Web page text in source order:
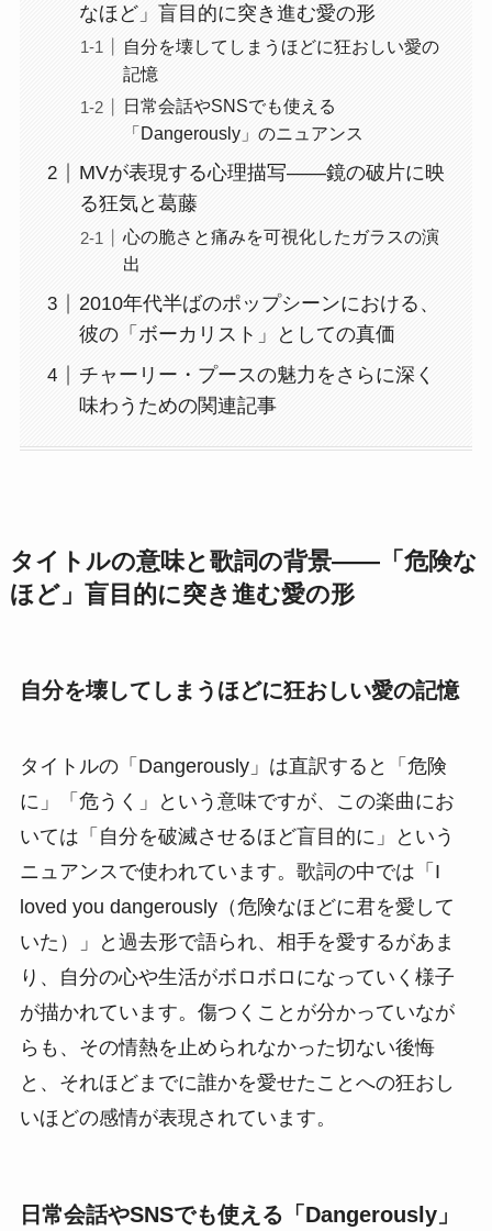
なほど」盲目的に突き進む愛の形
自分を壊してしまうほどに狂おしい愛の
記憶
日常会話やSNSでも使える
「Dangerously」のニュアンス
MVが表現する心理描写――鏡の破片に映
る狂気と葛藤
心の脆さと痛みを可視化したガラスの演
出
2010年代半ばのポップシーンにおける、
彼の「ボーカリスト」としての真価
チャーリー・プースの魅力をさらに深く
味わうための関連記事
タイトルの意味と歌詞の背景――「危険な
ほど」盲目的に突き進む愛の形
自分を壊してしまうほどに狂おしい愛の記憶
タイトルの「Dangerously」は直訳すると「危険
に」「危うく」という意味ですが、この楽曲にお
いては「自分を破滅させるほど盲目的に」という
ニュアンスで使われています。歌詞の中では「I
loved you dangerously（危険なほどに君を愛して
いた）」と過去形で語られ、相手を愛するがあま
り、自分の心や生活がボロボロになっていく様子
が描かれています。傷つくことが分かっていなが
らも、その情熱を止められなかった切ない後悔
と、それほどまでに誰かを愛せたことへの狂おし
いほどの感情が表現されています。
日常会話やSNSでも使える「Dangerously」